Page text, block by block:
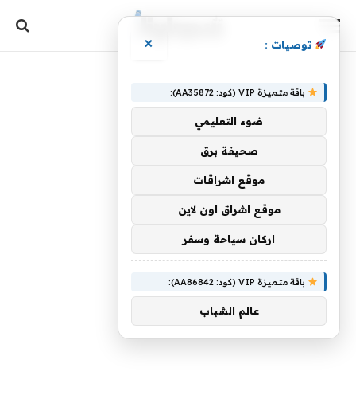
توصيات : ×
باقة متميزة VIP (كود: AA35872):
ضوء التعليمي
صحيفة برق
موقع اشراقات
موقع اشراق اون لاين
اركان سياحة وسفر
باقة متميزة VIP (كود: AA86842):
عالم الشباب